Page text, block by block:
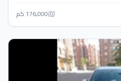
176,000 كم